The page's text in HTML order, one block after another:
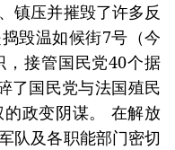
镇压并摧毁了许多反
毁温如候街7号（今
接管国民党40个据
了国民党与法国殖民
政变阴谋。 在解放
队及各职能部门密切